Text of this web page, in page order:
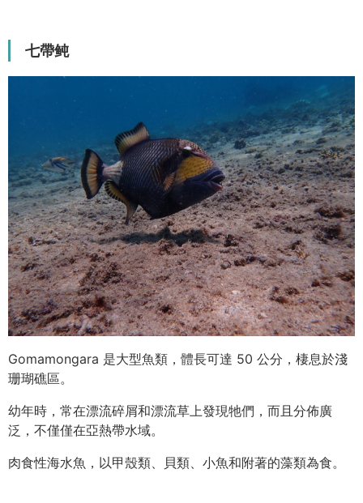
七帶鲀
Gomamongara 是大型魚類，體長可達 50 公分，棲息於淺
珊瑚礁區。
幼年時，常在漂流碎屑和漂流草上發現牠們，而且分佈廣
泛，不僅僅在亞熱帶水域。
肉食性海水魚，以甲殼類、貝類、小魚和附著的藻類為食。